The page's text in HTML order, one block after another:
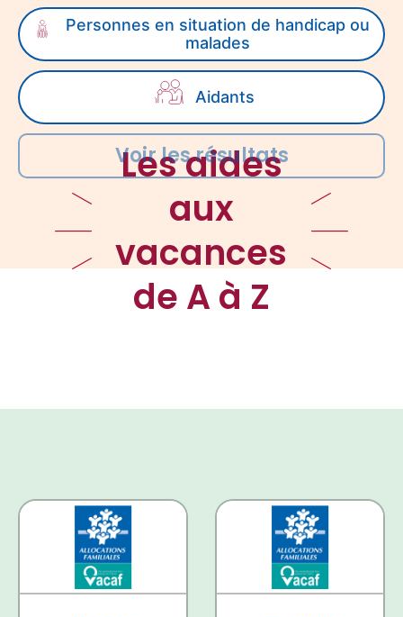
e
a
e
p
u
:
Personnes en situation de handicap ou
malades
Aidants
Voir les résultats
Les aides
aux
vacances
de A à Z